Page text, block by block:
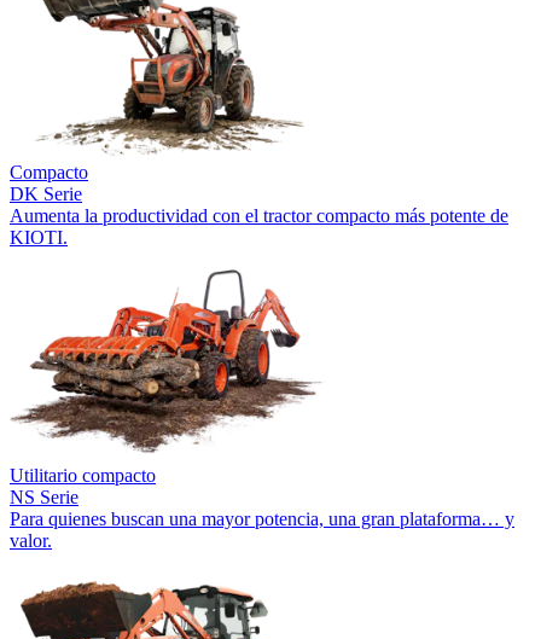
Compacto
DK Serie
Aumenta la productividad con el tractor compacto más potente de
KIOTI.
Utilitario compacto
NS Serie
Para quienes buscan una mayor potencia, una gran plataforma… y
valor.